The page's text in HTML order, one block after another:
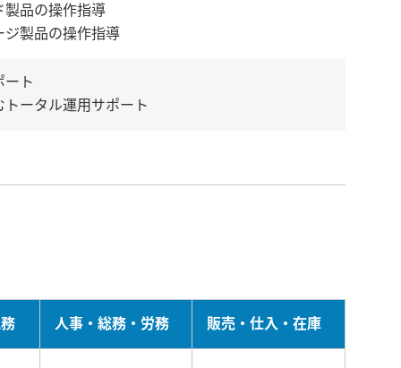
製品の操作指導
ジ製品の操作指導
ート
トータル運用サポート
人事・総務・労務 販売・仕入・在庫